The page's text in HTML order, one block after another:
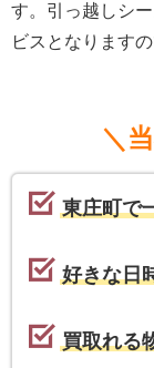
す。引っ越しシ
ビスとなります
＼
東庄町で
好きな日
買取れる